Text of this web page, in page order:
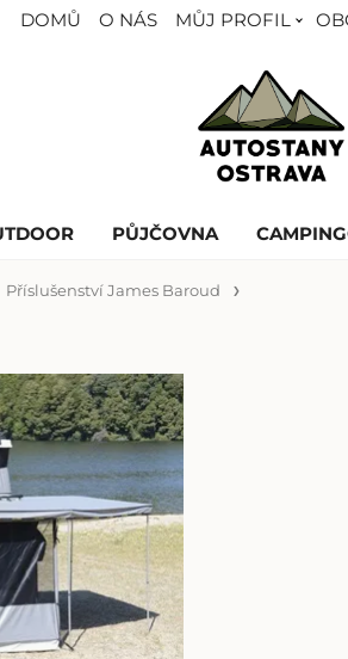
DOMŮ O NÁS MŮJ PROFIL
PŮJČOVNA
Příslušenství James Baroud